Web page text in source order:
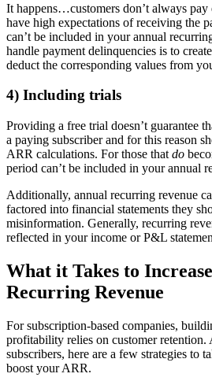
It happens…customers don’t always
have high expectations of receiving the
can’t be included in your annual
handle payment delinquencies is to
deduct the corresponding values from
4) Including trials
Providing a free trial doesn’t guarantee
a paying subscriber and for this reason
ARR calculations. For those that do
period can’t be included in your annual
Additionally, annual recurring revenue
factored into financial statements they
misinformation. Generally, recurring
reflected in your income or P&L
What it Takes to
Recurring Revenue
For subscription-based companies,
profitability relies on customer
subscribers, here are a few strategies to
boost your ARR.